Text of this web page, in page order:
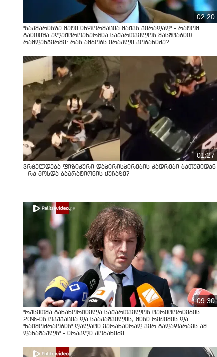
02:20
"საკმარისზე მეტი ინფორმაცია მაქვს პირადად" - რატომ
გაითიშა ელექტროენერგია საქართველოს მასშტაბით
რამდენჯერმე: რას ამბობს ირაკლი კობახიძე?
01:27
ვრცელდება ფიზიკური დაპირისპირების კადრები ბათუმიდან
- რა მოხდა ბაგრატიონის ქუჩაზე?
09:30
"რუსეთმა განახორციელა საქართველოს ტერიტორიების
20%-ის ოკუპაცია და სააკაშვილის, მისი რეჟიმის და
"ნაცმოძრაობის" ღალატი ვერანაირად ვერ გადაფარავს ამ
დანაშაულს" - ირაკლი კობახიძე